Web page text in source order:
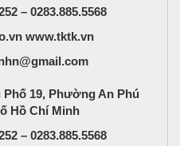
– 0283.885.5568
www.tktk.vn
19, Phường An Phú
Hồ Chí Minh
– 0283.885.5568